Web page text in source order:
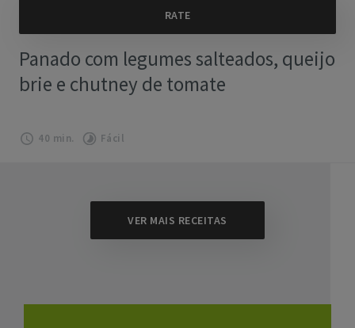
Panado com legumes salteados, queijo
brie e chutney de tomate
40 min. Fácil
VER MAIS RECEITAS